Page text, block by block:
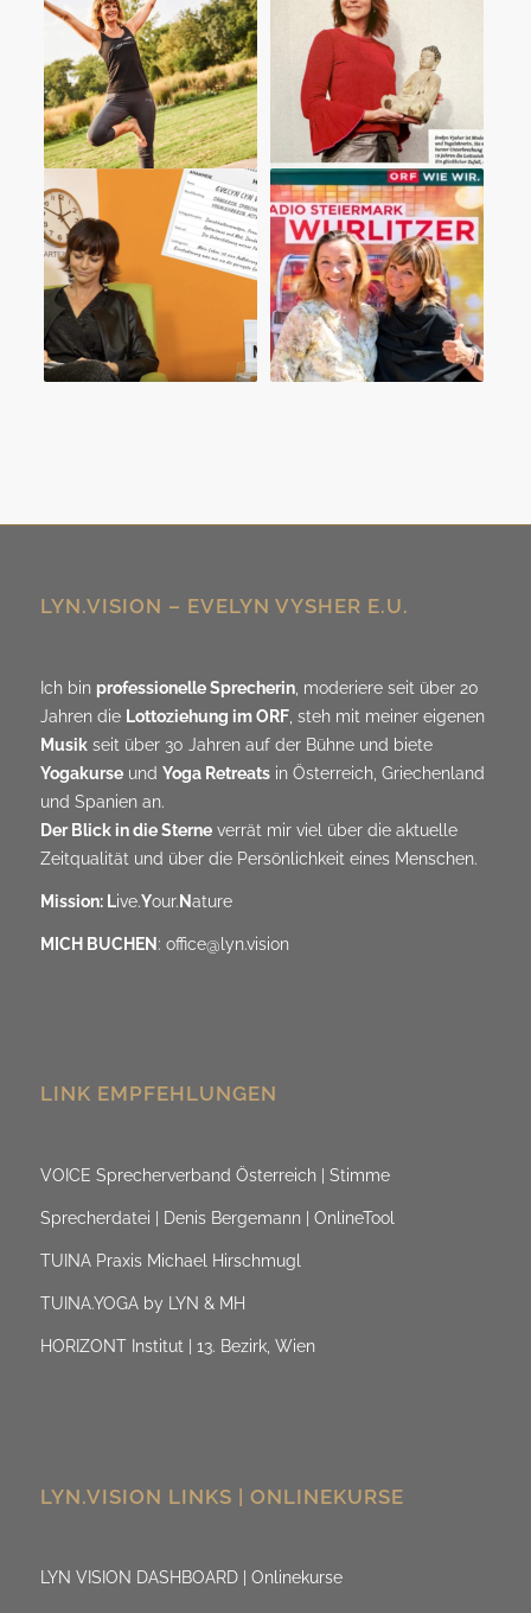
LYN.VISION – EVELYN VYSHER E.U.
Ich bin professionelle Sprecherin, moderiere seit über 20
Jahren die Lottoziehung im ORF, steh mit meiner eigenen
Musikseit über 30 Jahren auf der Bühne und biete
Yogakurseund Yoga Retreatsin Österreich, Griechenland
und Spanien an.
Der Blick in die Sterneverrät mir viel über die aktuelle
Zeitqualität und über die Persönlichkeit eines Menschen.
Mission: Live.Your. Nature
MICH BUCHEN: office@lyn.vision
LINK EMPFEHLUNGEN
VOICE Sprecherverband Österreich | Stimme
Sprecherdatei | Denis Bergemann | OnlineTool
TUINA Praxis Michael Hirschmugl
TUINA.YOGA by LYN & MH
HORIZONT Institut | 13. Bezirk, Wien
LYN.VISION LINKS | ONLINEKURSE
LYN VISION DASHBOARD | Onlinekurse